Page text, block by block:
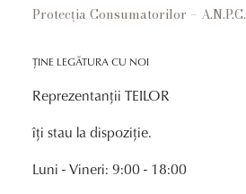
Protecția Consumatorilor – A.N.P.C.
ȚINE LEGĂTURA CU NOI
Reprezentanții TEILOR
îți stau la dispoziție.
Luni - Vineri: 9:00 - 18:00